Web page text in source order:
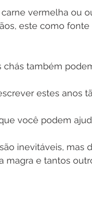
vermelha ou
este como fonte
chás também
estes anos
você podem
inevitáveis, mas
magra e tantos